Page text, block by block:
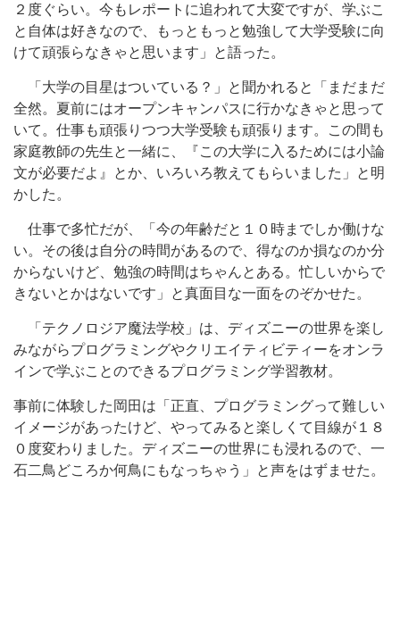
２度ぐらい。今もレポートに追われて大変ですが、学ぶこ
と自体は好きなので、もっともっと勉強して大学受験に向
けて頑張らなきゃと思います」と語った。
「大学の目星はついている？」と聞かれると「まだまだ
全然。夏前にはオープンキャンパスに行かなきゃと思って
いて。仕事も頑張りつつ大学受験も頑張ります。この間も
家庭教師の先生と一緒に、『この大学に入るためには小論
文が必要だよ』とか、いろいろ教えてもらいました」と明
かした。
仕事で多忙だが、「今の年齢だと１０時までしか働けな
い。その後は自分の時間があるので、得なのか損なのか分
からないけど、勉強の時間はちゃんとある。忙しいからで
きないとかはないです」と真面目な一面をのぞかせた。
「テクノロジア魔法学校」は、ディズニーの世界を楽し
みながらプログラミングやクリエイティビティーをオンラ
インで学ぶことのできるプログラミング学習教材。
事前に体験した岡田は「正直、プログラミングって難しい
イメージがあったけど、やってみると楽しくて目線が１８
０度変わりました。ディズニーの世界にも浸れるので、一
石二鳥どころか何鳥にもなっちゃう」と声をはずませた。